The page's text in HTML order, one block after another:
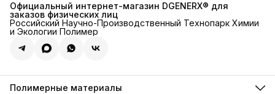
Официальный интернет-магазин DGENERX® для
заказов физических лиц
Российский Научно-Производственный Технопарк Химии
и Экологии Полимер
Полимерные материалы